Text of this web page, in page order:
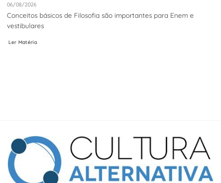
06/08/2026
Conceitos básicos de Filosofia são importantes para Enem e
vestibulares
Ler Matéria